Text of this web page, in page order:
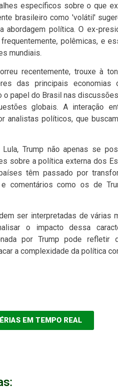
específicos sobre o que
brasileiro como 'volátil'
abordagem política. O ex-
polêmicas, e
mundiais.
recentemente, trouxe à
das principais
o papel do Brasil nas
globais. A interação
analistas políticos, que
Trump não apenas se
sobre a política externa dos
têm passado por
comentários como os de
ser interpretadas de várias
o impacto dessa
por Trump pode
a complexidade da política
EM TEMPO REAL